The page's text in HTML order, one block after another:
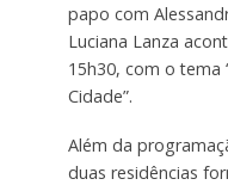
papo com
Luciana Lanza
15h30, com o tema
Cidade”.
Além da
duas residências